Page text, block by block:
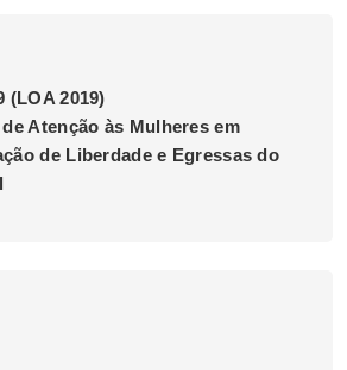
(LOA 2019)
Atenção às Mulheres em
de Liberdade e Egressas do